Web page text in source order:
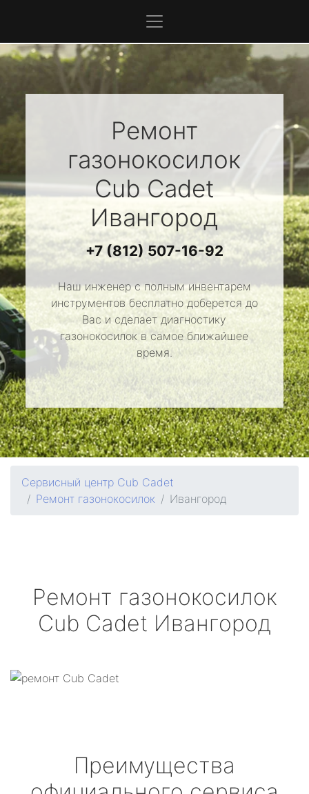
Ремонт
газонокосилок
Cub Cadet
Ивангород
+7 (812) 507-16-92
Наш инженер с полным инвентарем
инструментов бесплатно доберется до
Вас и сделает диагностику
газонокосилок в самое ближайшее
время.
Сервисный центр Cub Cadet
Ремонт газонокосилок
Ивангород
Ремонт газонокосилок
Cub Cadet Ивангород
Преимущества